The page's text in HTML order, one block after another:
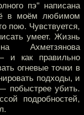
пэ" написана
в моём любимом
пою. Чувствуется,
умеет. Жизнь
Ахметзянова
и как правильно
огневые точки в
подходы, и
побыстрее убить.
подробностей,